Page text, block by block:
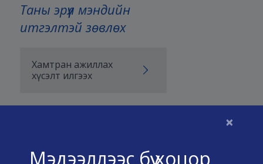
×
Мэдээллээс бүү хоцор
Таны эрүүл мэндийн
итгэлтэй зөвлөх
Хамтран ажиллах
хүсэлт илгээх